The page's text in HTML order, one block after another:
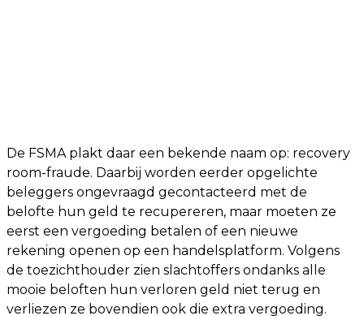
De FSMA plakt daar een bekende naam op: recovery
room-fraude. Daarbij worden eerder opgelichte
beleggers ongevraagd gecontacteerd met de
belofte hun geld te recupereren, maar moeten ze
eerst een vergoeding betalen of een nieuwe
rekening openen op een handelsplatform. Volgens
de toezichthouder zien slachtoffers ondanks alle
mooie beloften hun verloren geld niet terug en
verliezen ze bovendien ook die extra vergoeding.